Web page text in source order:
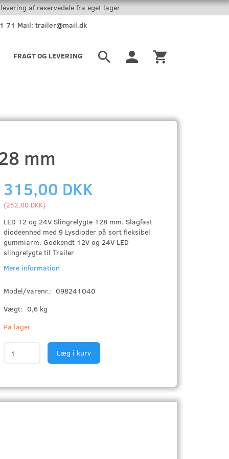
af reservedele fra eget lager
71 Mail: trailer@mail.dk
FRAGT OG LEVERING
mm
315,00 DKK
(252,00 DKK)
LED 12 og 24V Slingrelygte 128 mm. Slagfast
diodeenhed med 9 Lysdioder på sort fleksibel
gummiarm. Godkendt 12V og 24V LED
slingrelygte til Trailer
Mere information
Model/varenr.: 098241040
Vægt: 0,6 kg
På lager
Læg i kurv